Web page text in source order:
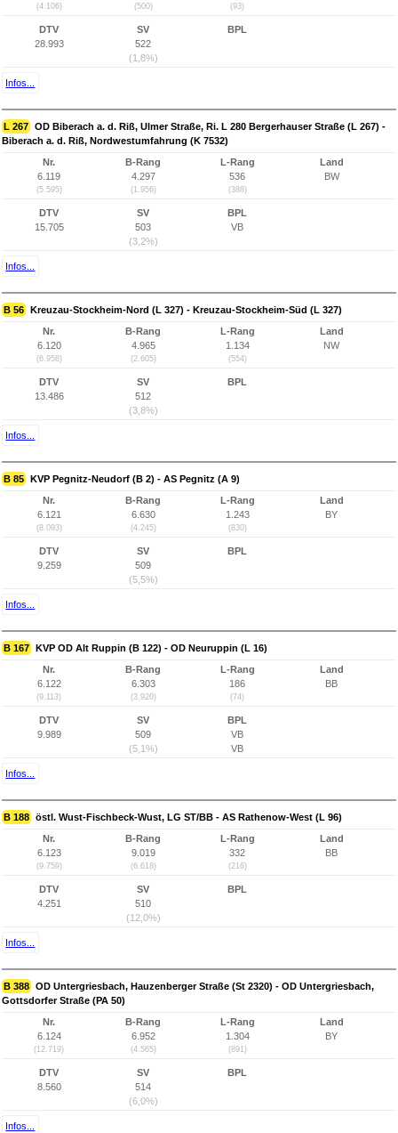
(4.106) (500) (93)
DTV
28.993
SV
522
(1,8%)
BPL
Infos...
L 267 OD Biberach a. d. Riß, Ulmer Straße, Ri. L 280 Bergerhauser Straße (L 267) -
Biberach a. d. Riß, Nordwestumfahrung (K 7532)
Nr.
6.119
(5.595)
B-Rang
4.297
(1.956)
L-Rang
536
(388)
Land
BW
DTV
15.705
SV
503
(3,2%)
BPL
VB
Infos...
B 56 Kreuzau-Stockheim-Nord (L 327) - Kreuzau-Stockheim-Süd (L 327)
Nr.
6.120
(6.958)
B-Rang
4.965
(2.605)
L-Rang
1.134
(554)
Land
NW
DTV
13.486
SV
512
(3,8%)
BPL
Infos...
B 85 KVP Pegnitz-Neudorf (B 2) - AS Pegnitz (A 9)
Nr.
6.121
(8.093)
B-Rang
6.630
(4.245)
L-Rang
1.243
(830)
Land
BY
DTV
9.259
SV
509
(5,5%)
BPL
Infos...
B 167 KVP OD Alt Ruppin (B 122) - OD Neuruppin (L 16)
Nr.
6.122
(9.113)
B-Rang
6.303
(3.920)
L-Rang
186
(74)
Land
BB
DTV
9.989
SV
509
(5,1%)
BPL
VB
VB
Infos...
B 188 östl. Wust-Fischbeck-Wust, LG ST/BB - AS Rathenow-West (L 96)
Nr.
6.123
(9.759)
B-Rang
9.019
(6.618)
L-Rang
332
(216)
Land
BB
DTV
4.251
SV
510
(12,0%)
BPL
Infos...
B 388 OD Untergriesbach, Hauzenberger Straße (St 2320) - OD Untergriesbach,
Gottsdorfer Straße (PA 50)
Nr.
6.124
(12.719)
B-Rang
6.952
(4.565)
L-Rang
1.304
(891)
Land
BY
DTV
8.560
SV
514
(6,0%)
BPL
Infos...